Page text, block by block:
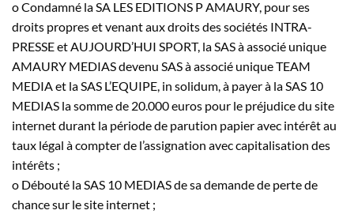
o Condamné la SA LES EDITIONS P AMAURY, pour ses
droits propres et venant aux droits des sociétés INTRA-
PRESSE et AUJOURD’HUI SPORT, la SAS à associé unique
AMAURY MEDIAS devenu SAS à associé unique TEAM
MEDIA et la SAS L’EQUIPE, in solidum, à payer à la SAS 10
MEDIAS la somme de 20.000 euros pour le préjudice du site
internet durant la période de parution papier avec intérêt au
taux légal à compter de l’assignation avec capitalisation des
intérêts ;
o Débouté la SAS 10 MEDIAS de sa demande de perte de
chance sur le site internet ;